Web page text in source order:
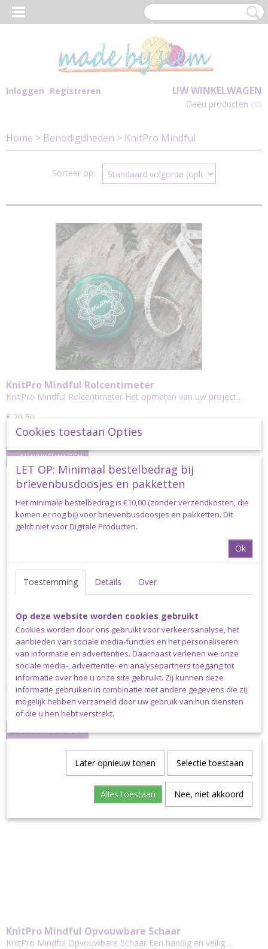
Inloggen Registreren UW WINKELWAGEN
Geen producten (0)
Home > Benodigdheden > KnitPro Mindful
Sorteer op:
KnitPro Mindful Rolcentimeter
KnitPro Mindful Rolcentimeter Het opmeten van uw project…
€ 20,50
Op voorraad
IN WINKELWAGEN
KnitPro Mindful Toerenteller Teal
KnitPro Mindful Toerenteller Teal Naalden en toeren…
€ 5,95
Op voorraad
KnitPro Mindful Opvouwbare Schaar
KnitPro Mindful Opvouwbare Schaar Een handig en veilig…
Cookies toestaan Opties
LET OP: Minimaal bestelbedrag bij
brievenbusdoosjes en pakketten
Het minimale bestelbedrag is €10,00 (zonder verzendkosten, die
komen er nog bij) voor brievenbusdoosjes en pakketten. Dit
geldt niet voor Digitale Producten.
Ok
Toestemming Details Over
Op deze website worden cookies gebruikt
Cookies worden door ons gebruikt voor verkeersanalyse, het
aanbieden van sociale media-functies en het personaliseren
van informatie en advertenties. Daarnaast verlenen we onze
sociale media-, advertentie- en analysepartners toegang tot
informatie over hoe u onze site gebruikt. Zij kunnen deze
informatie gebruiken in combinatie met andere gegevens die zij
mogelijk hebben verzameld door uw gebruik van hun diensten
of die u hen hebt verstrekt.
Later opnieuw tonen Selectie toestaan
Alles toestaan Nee, niet akkoord